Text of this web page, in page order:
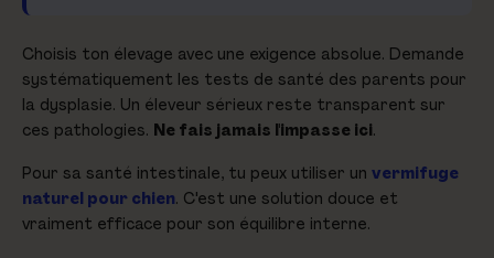
Choisis ton élevage avec une exigence absolue. Demande
systématiquement les tests de santé des parents pour
la dysplasie. Un éleveur sérieux reste transparent sur
ces pathologies. Ne fais jamais l'impasse ici.
Pour sa santé intestinale, tu peux utiliser un vermifuge
naturel pour chien. C'est une solution douce et
vraiment efficace pour son équilibre interne.